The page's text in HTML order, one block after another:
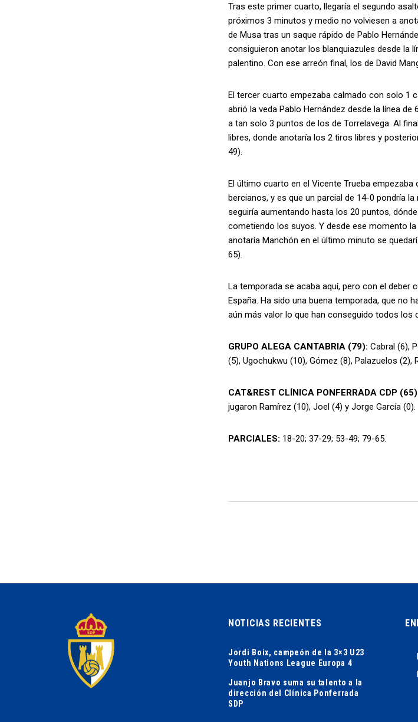
Tras este primer cuarto, llegaría el segundo
próximos 3 minutos y medio no volviesen a
de Musa tras un saque rápido de Pablo
consiguieron anotar los blanquiazules desde la
palentino. Con ese arreón final, los de David
El tercer cuarto empezaba calmado con solo 1
abrió la veda Pablo Hernández desde la línea
a tan solo 3 puntos de los de Torrelavega. Al
libres, donde anotaría los 2 tiros libres y
49).
El último cuarto en el Vicente Trueba
bercianos, y es que un parcial de 14-0 pondría
seguiría aumentando hasta los 20 puntos,
cometiendo los suyos. Y desde ese momento
anotaría Manchón en el último minuto se
65).
La temporada se acaba aquí, pero con el deber
España. Ha sido una buena temporada, que no
aún más valor lo que han conseguido todos los
GRUPO ALEGA CANTABRIA (79): Cabral (6),
(5), Ugochukwu (10), Gómez (8), Palazuelos (2),
CAT&REST CLÍNICA PONFERRADA CDP
jugaron Ramírez (10), Joel (4) y Jorge García (0).
PARCIALES: 18-20; 37-29; 53-49; 79-65.
NOTICIAS RECIENTES
Jordi Boix, campeón de la 3×3 U23
Youth Nations League Europa 4
Juanjo Bravo suma su talento a la
dirección del Clínica Ponferrada
SDP